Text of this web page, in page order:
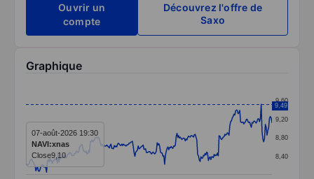
Ouvrir un
compte
Découvrez l'offre de
Saxo
Graphique
The chart has 1 X axis displaying categories.
The chart has 1 Y axis displaying values. Data 8,40
8,80
9,20
9,60
9,49
07-août-2026 19:30
NAVI:xnas
Close9,10